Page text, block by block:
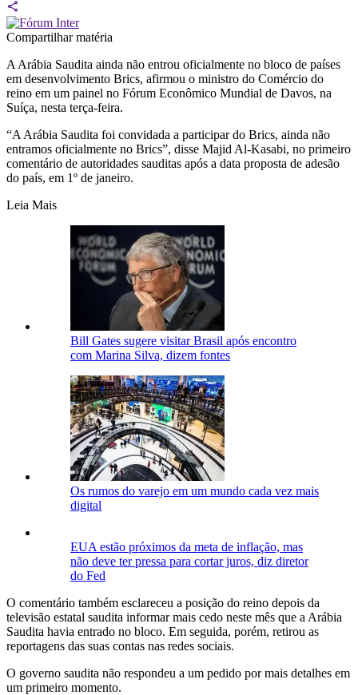
Compartilhar matéria
A Arábia Saudita ainda não entrou oficialmente no bloco de países
em desenvolvimento Brics, afirmou o ministro do Comércio do
reino em um painel no Fórum Econômico Mundial de Davos, na
Suíça, nesta terça-feira.
“A Arábia Saudita foi convidada a participar do Brics, ainda não
entramos oficialmente no Brics”, disse Majid Al-Kasabi, no primeiro
comentário de autoridades sauditas após a data proposta de adesão
do país, em 1º de janeiro.
Leia Mais
Bill Gates sugere visitar Brasil após encontro
com Marina Silva, dizem fontes
Os rumos do varejo em um mundo cada vez mais
digital
EUA estão próximos da meta de inflação, mas
não deve ter pressa para cortar juros, diz diretor
do Fed
O comentário também esclareceu a posição do reino depois da
televisão estatal saudita informar mais cedo neste mês que a Arábia
Saudita havia entrado no bloco. Em seguida, porém, retirou as
reportagens das suas contas nas redes sociais.
O governo saudita não respondeu a um pedido por mais detalhes em
um primeiro momento.